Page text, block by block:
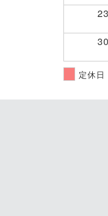
23
30
定休日